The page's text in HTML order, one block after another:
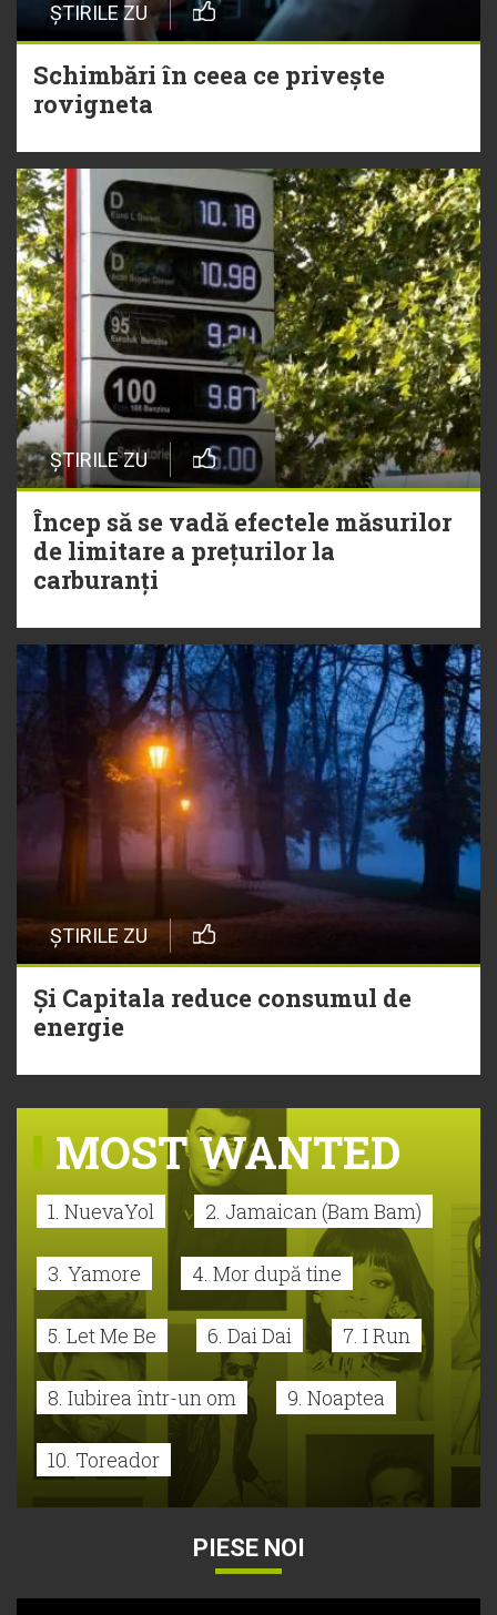
ȘTIRILE ZU
Schimbări în ceea ce privește
rovigneta
ȘTIRILE ZU
Încep să se vadă efectele măsurilor
de limitare a prețurilor la
carburanți
ȘTIRILE ZU
Și Capitala reduce consumul de
energie
MOST WANTED
1. NuevaYol 2. Jamaican (Bam Bam)
3. Yamore 4. Mor după tine
5. Let Me Be 6. Dai Dai 7. I Run
8. Iubirea într-un om 9. Noaptea
10. Toreador
PIESE NOI